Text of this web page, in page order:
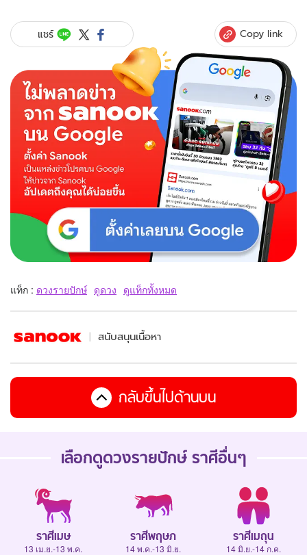
แชร์ Copy link
แท็ก : ดวงรายปักษ์ ดูดวง ดูแท็กทั้งหมด
สนับสนุนเนื้อหา
กลับขึ้นไปด้านบน
เลือกดูดวงรายปักษ์ราศีอื่นๆ
ราศีเมษ
13 เม.ย.-13 พ.ค.
ราศีพฤษภ
14 พ.ค.-13 มิ.ย.
ราศีเมถุน
14 มิ.ย.-14 ก.ค.